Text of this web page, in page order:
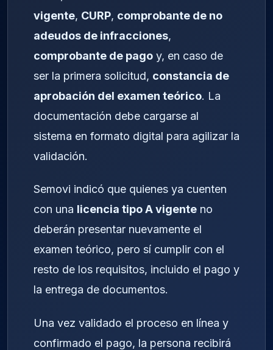
vigente, CURP, comprobante de no
adeudos de infracciones,
comprobante de pago y, en caso de
ser la primera solicitud, constancia de
aprobación del examen teórico. La
documentación debe cargarse al
sistema en formato digital para agilizar la
validación.
Semovi indicó que quienes ya cuenten
con una licencia tipo A vigente no
deberán presentar nuevamente el
examen teórico, pero sí cumplir con el
resto de los requisitos, incluido el pago y
la entrega de documentos.
Una vez validado el proceso en línea y
confirmado el pago, la persona recibirá